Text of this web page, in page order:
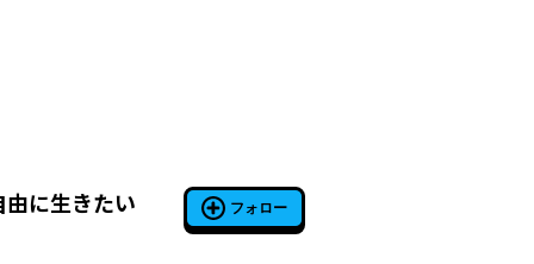
に生きたい フォロー